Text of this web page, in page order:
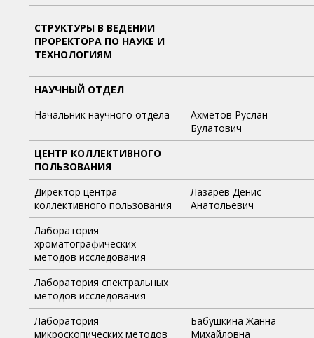
СТРУКТУРЫ В ВЕДЕНИИ
ПРОРЕКТОРА ПО НАУКЕ И
ТЕХНОЛОГИЯМ
НАУЧНЫЙ ОТДЕЛ
Начальник научного отдела
Ахметов Руслан
Булатович
ЦЕНТР КОЛЛЕКТИВНОГО
ПОЛЬЗОВАНИЯ
Директор центра
коллективного пользования
Лазарев Денис
Анатольевич
Лаборатория
хроматографических
методов исследования
Лаборатория спектральных
методов исследования
Лаборатория
микроскопических методов
Бабушкина Жанна
Михайловна